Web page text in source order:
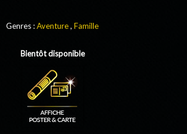
Genres :Aventure, Famille
Bientôt disponible